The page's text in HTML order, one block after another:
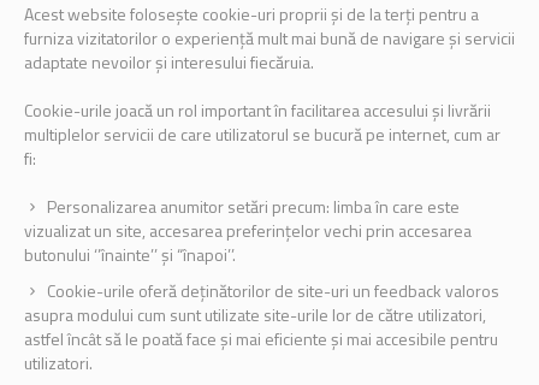
Acest website folosește cookie-uri proprii și de la terți pentru a
furniza vizitatorilor o experiență mult mai bună de navigare și servicii
adaptate nevoilor și interesului fiecăruia.
Cookie-urile joacă un rol important în facilitarea accesului și livrării
multiplelor servicii de care utilizatorul se bucură pe internet, cum ar
fi:
Personalizarea anumitor setări precum: limba în care este
vizualizat un site, accesarea preferințelor vechi prin accesarea
butonului ‘’înainte’’ și “înapoi’’.
Cookie-urile oferă deținătorilor de site-uri un feedback valoros
asupra modului cum sunt utilizate site-urile lor de către utilizatori,
astfel încât să le poată face și mai eficiente și mai accesibile pentru
utilizatori.